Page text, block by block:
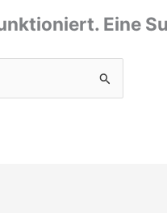
Eine